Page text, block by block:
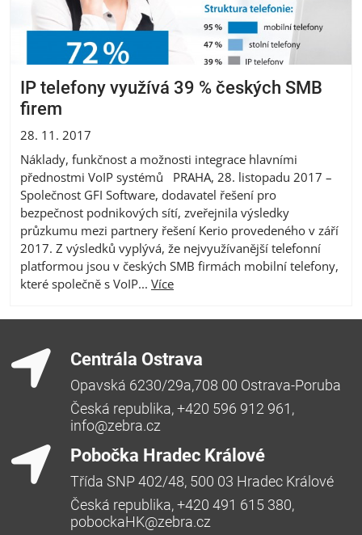
IP telefony využívá 39 % českých SMB
firem
28. 11. 2017
Náklady, funkčnost a možnosti integrace hlavními
přednostmi VoIP systémů PRAHA, 28. listopadu 2017 –
Společnost GFI Software, dodavatel řešení pro
bezpečnost podnikových sítí, zveřejnila výsledky
průzkumu mezi partnery řešení Kerio provedeného v září
2017. Z výsledků vyplývá, že nejvyužívanější telefonní
platformou jsou v českých SMB firmách mobilní telefony,
které společně s VoIP... Více
Centrála Ostrava
Opavská 6230/29a,708 00 Ostrava-Poruba
Česká republika, +420 596 912 961,
info@zebra.cz
Pobočka Hradec Králové
Třída SNP 402/48, 500 03 Hradec Králové
Česká republika, +420 491 615 380,
pobockaHK@zebra.cz